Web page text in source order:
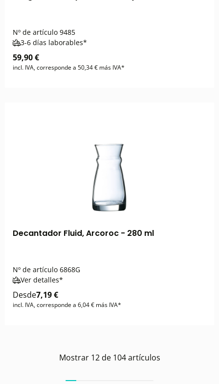
Nº de artículo 9485
3-6 días laborables*
59,90 €
incl. IVA, corresponde a 50,34 € más IVA*
Decantador Fluid, Arcoroc - 280 ml
Nº de artículo 6868G
Ver detalles*
Desde7,19 €
incl. IVA, corresponde a 6,04 € más IVA*
Mostrar 12de 104artículos